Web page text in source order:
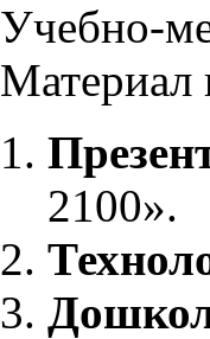
Учебно-
Материал
2100».